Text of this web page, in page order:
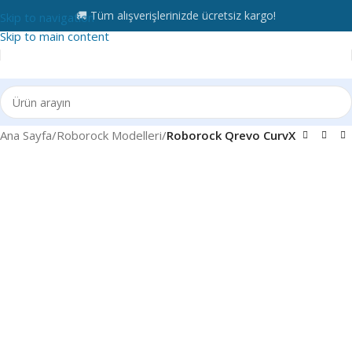
Skip to navigation
Skip to main content
🚚 Tüm alışverişlerinizde ücretsiz kargo!
Ana Sayfa Roborock Modelleri Roborock Qrevo CurvX